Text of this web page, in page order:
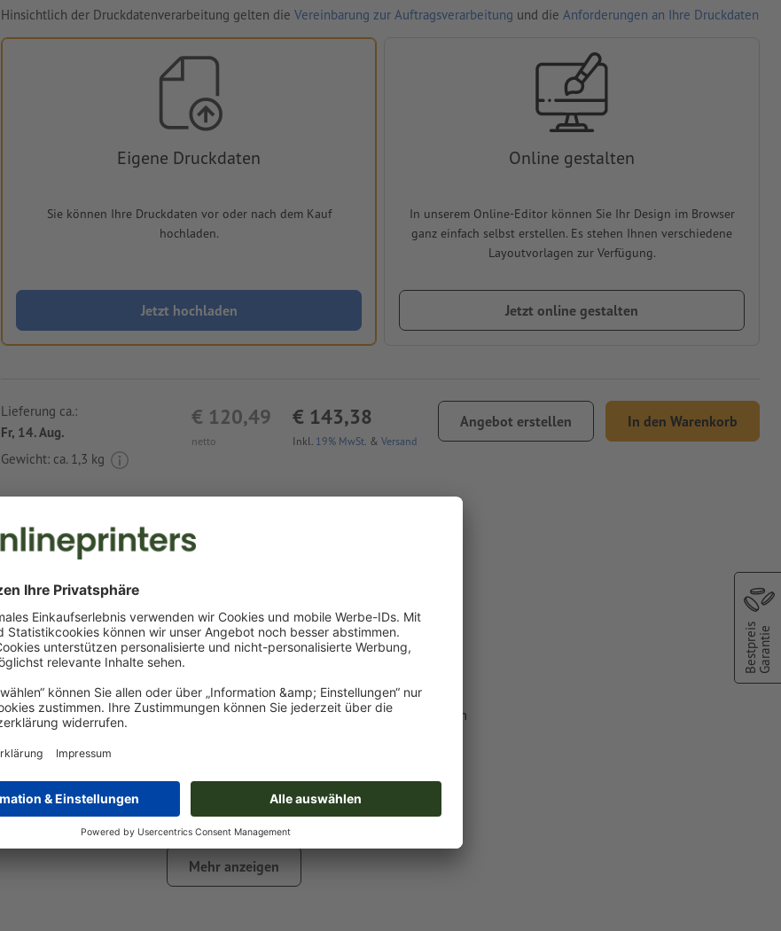
Hinsichtlich der Druckdatenverarbeitung gelten die Vereinbarung zur Auftragsverarbeitung und die Anforderungen an Ihre Druckdaten
Eigene Druckdaten
Sie können Ihre Druckdaten vor oder nach dem Kauf
hochladen.
Jetzt hochladen
Online gestalten
In unserem Online-Editor können Sie Ihr Design im Browser
ganz einfach selbst erstellen. Es stehen Ihnen verschiedene
Layoutvorlagen zur Verfügung.
Jetzt online gestalten
netto
€ 120,49
Inkl. 19% MwSt. & Versand
€ 143,38 Angebot erstellen In den Warenkorb
Lieferung ca.:
Fr, 14. Aug.
Gewicht: ca. 1,3 kg
Druckdatenhinweise Kugelschreiber Saka
(inkl. 0 mm Beschnitt): 4 x 0,6 cm
Das druckfertige PDF darf nur Vektoren enthalten; JPEG- oder TIFF-
Bilder und -Vorlagen sind nicht geeignet
Als Motivfarben sind eine bzw. zweiSonderfarben wählbar.
Benennen Sie die Farbfelder mit der entsprechenden Zielfarbe aus dem
Gold (Pantone 871 C) und Silber (Pantone 877 C) sind als Druckfarben
möglich. Bitte benennen Sie dafür die in Ihren Druckdaten angelegte
Volltonfarbe in „gold“ oder „silver“.
das Trägermaterial kann beim
Druck mit weißer Farbe
Mehr anzeigen
BestpreisGarantie